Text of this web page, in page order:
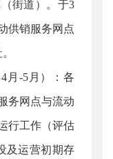
街道）。于3
供销服务网点
-5月）：各
务网点与流动
行工作（评估
及运营初期存